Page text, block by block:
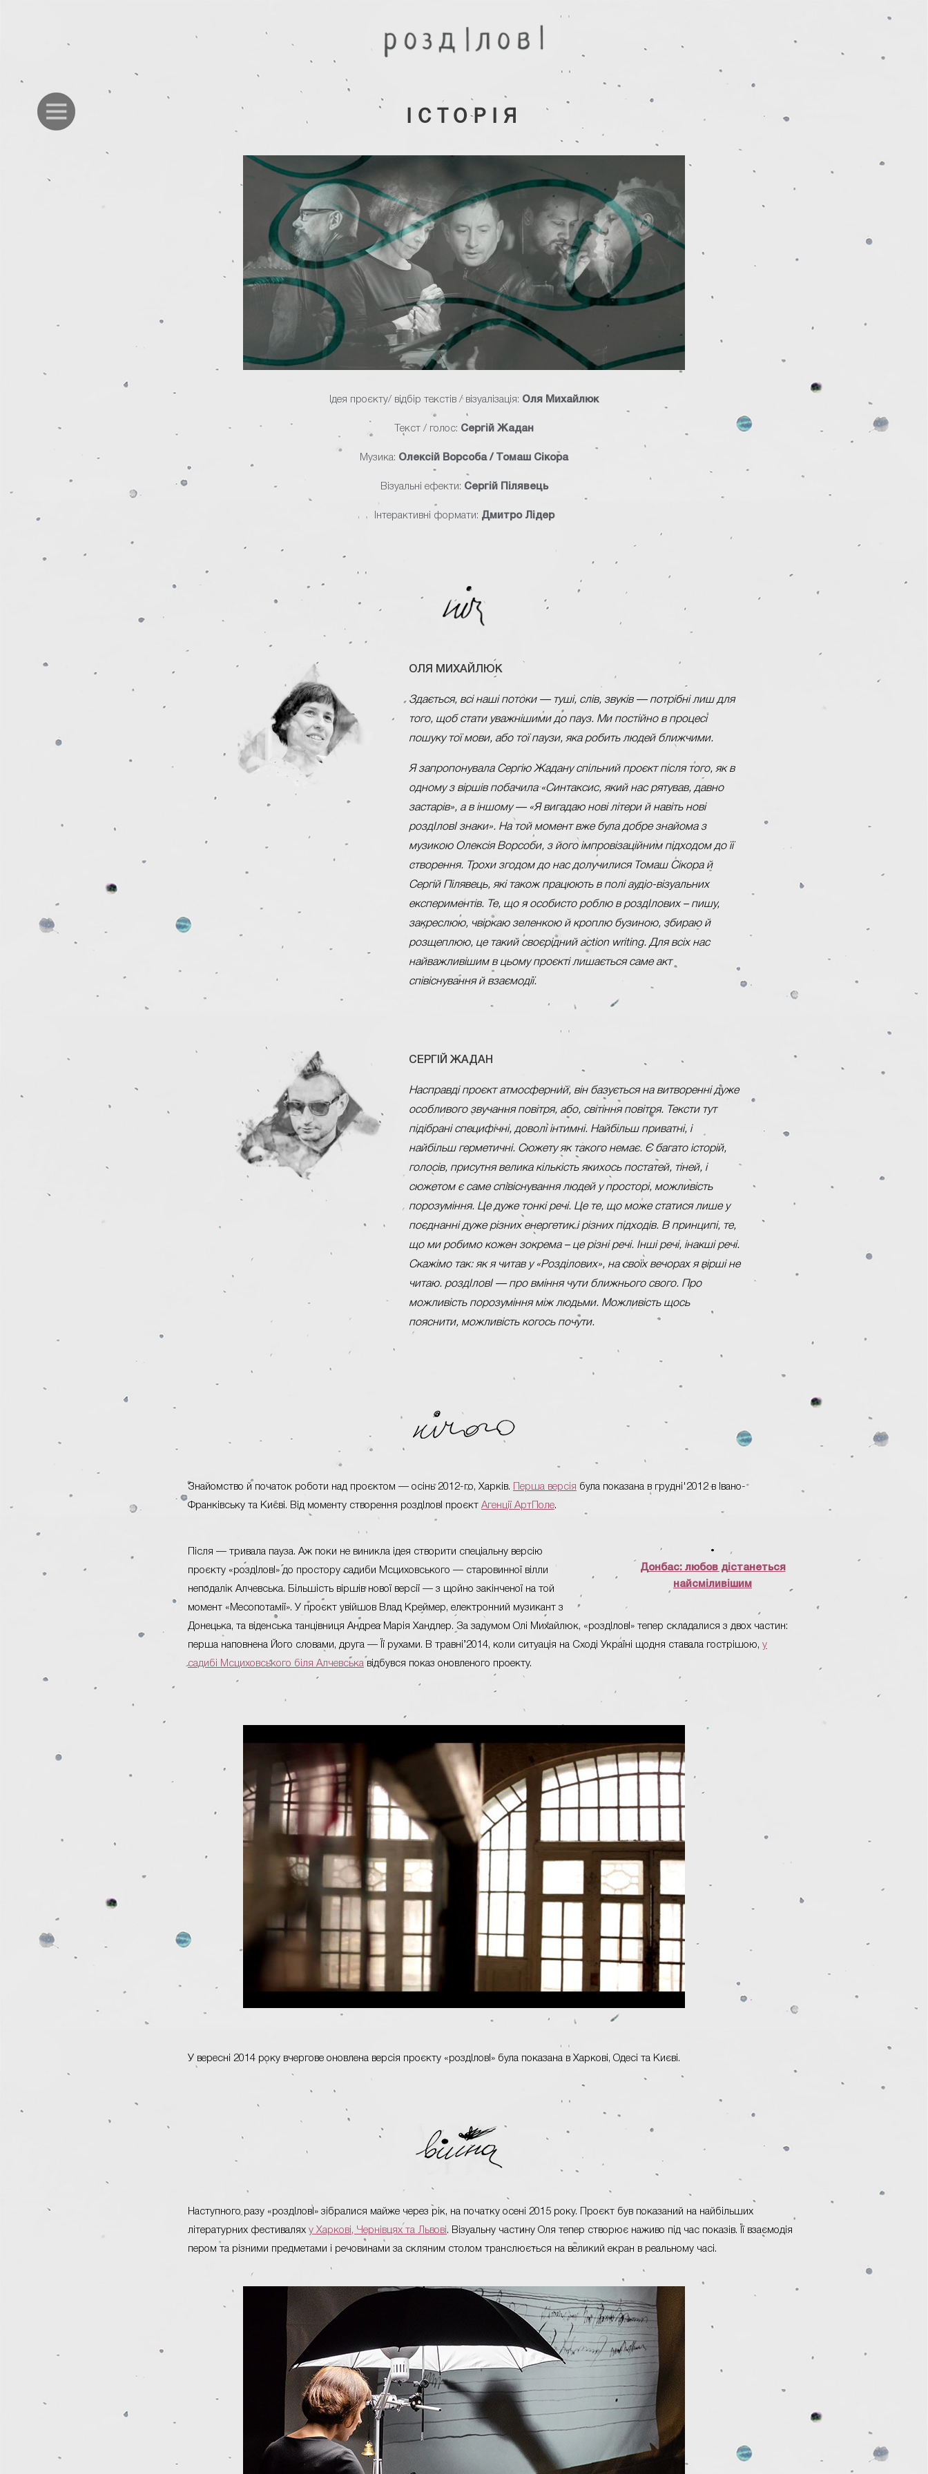
ІСТОРІЯ
Ідея проєкту/ відбір текстів / візуалізація: Оля Михайлюк
Текст / голос: Сергій Жадан
Музика: Олексій Ворсоба / Томаш Сікора
Візуальні ефекти: Сергій Пілявець
Інтерактивні формати: Дмитро Лідер
ОЛЯ МИХАЙЛЮК
Здається, всі наші потоки — туші, слів, звуків — потрібні лиш для
того, щоб стати уважнішими до пауз. Ми постійно в процесі
пошуку тої мови, або тої паузи, яка робить людей ближчими.
Я запропонувала Сергію Жадану спільний проєкт після того, як в
одному з віршів побачила «Синтаксис, який нас рятував, давно
застарів», а в іншому — «Я вигадаю нові літери й навіть нові
роздІловІ знаки». На той момент вже була добре знайома з
музикою Олексія Ворсоби, з його імпровізаційним підходом до її
створення. Трохи згодом до нас долучилися Томаш Сікора й
Сергій Пілявець, які також працюють в полі аудіо-візуальних
експериментів. Те, що я особисто роблю в роздІлових – пишу,
закреслюю, чвіркаю зеленкою й кроплю бузиною, збираю й
розщеплюю, це такий своєрідний action writing. Для всіх нас
найважливішим в цьому проєкті лишається саме акт
співіснування й взаємодії.
СЕРГІЙ ЖАДАН
Насправді проєкт атмосферний, він базується на витворенні дуже
особливого звучання повітря, або, світіння повітря. Тексти тут
підібрані специфічні, доволі інтимні. Найбільш приватні, і
найбільш герметичні. Сюжету як такого немає. Є багато історій,
голосів, присутня велика кількість якихось постатей, тіней, і
сюжетом є саме співіснування людей у просторі, можливість
порозуміння. Це дуже тонкі речі. Це те, що може статися лише у
поєднанні дуже різних енергетик і різних підходів. В принципі, те,
що ми робимо кожен зокрема – це різні речі. Інші речі, інакші речі.
Скажімо так: як я читав у «Розділових», на своїх вечорах я вірші не
читаю. роздІловІ — про вміння чути ближнього свого. Про
можливість порозуміння між людьми. Можливість щось
пояснити, можливість когось почути.
Знайомство й початок роботи над проєктом — осінь 2012-го, Харків. Перша версія була показана в грудні'2012 в Івано-
Франківську та Києві. Від моменту створення роздІловІ проєкт Агенції АртПоле.
•
Донбас: любов дістанеться
найсміливішим
Після — тривала пауза. Аж поки не виникла ідея створити спеціальну версію
проєкту «роздlловl» до простору садиби Мсциховського — старовинної вілли
неподалік Алчевська. Більшість віршів нової версії — з щойно закінченої на той
момент «Месопотамії». У проєкт увійшов Влад Креймер, електронний музикант з
Донецька, та віденська танцівниця Андреа Марія Хандлер. За задумом Олі Михайлюк, «роздlловl» тепер складалися з двох частин:
перша наповнена Його словами, друга — Її рухами. В травні’2014, коли ситуація на Сході Україні щодня ставала гострішою, у
садибі Мсциховського біля Алчевська відбувся показ оновленого проекту.
У вересні 2014 року вчергове оновлена версія проєкту «роздlловl» була показана в Харкові, Одесі та Києві.
Наступного разу «роздІловІ» зібралися майже через рік, на початку осені 2015 року. Проєкт був показаний на найбільших
літературних фестивалях у Харкові, Чернівцях та Львові. Візуальну частину Оля тепер створює наживо під час показів. Її взаємодія
пером та різними предметами і речовинами за скляним столом транслюється на великий екран в реальному часі.